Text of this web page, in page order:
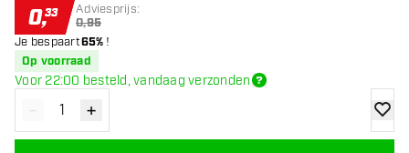
0,33 Adviesprijs:
0,95
Je bespaart65% !
Op voorraad
Voor 22:00 besteld, vandaag verzonden
Verminder hoeveelheid
- Verhoog hoeveelheid
+